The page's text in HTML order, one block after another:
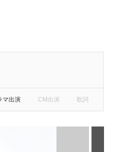
マ出演 CM出演 歌詞